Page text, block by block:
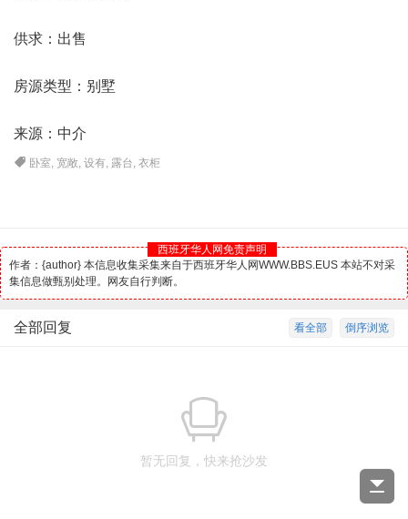
供求：出售
房源类型：别墅
来源：中介
卧室, 宽敞,设有, 露台,衣柜
西班牙华人网免责声明
作者：{author} 本信息收集采集来自于西班牙华人网WWW.BBS.EUS 本站不对采
集信息做甄别处理。网友自行判断。
倒序浏览
看全部
全部回复
暂无回复，快来抢沙发